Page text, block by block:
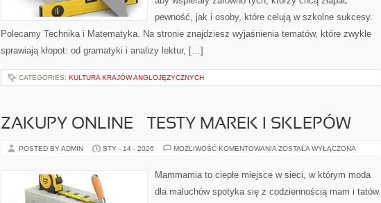
pewność, jak i osoby, które celują w szkolne sukcesy.
Polecamy Technika i Matematyka. Na stronie znajdziesz wyjaśnienia tematów, które zwykle
sprawiają kłopot: od gramatyki i analizy lektur, […]
CATEGORIES: KULTURA KRAJÓW ANGLOJĘZYCZNYCH
ZAKUPY ONLINE – TESTY MAREK I SKLEPÓW
POSTED BY ADMIN STY - 14 - 2026 MOŻLIWOŚĆ KOMENTOWANIA ZAKUPY
TESTY
MAREK
SKLEPÓW
ZOSTAŁA WYŁĄCZONA
Mammamia to ciepłe miejsce w sieci, w którym moda
dla maluchów spotyka się z codziennością mam i tatów.